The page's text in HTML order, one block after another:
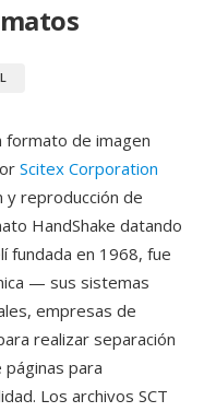
formato de imagen
Scitex Corporation
reproducción de
HandShake datando
fundada en 1968, fue
— sus sistemas
empresas de
realizar separación
para
Los archivos SCT